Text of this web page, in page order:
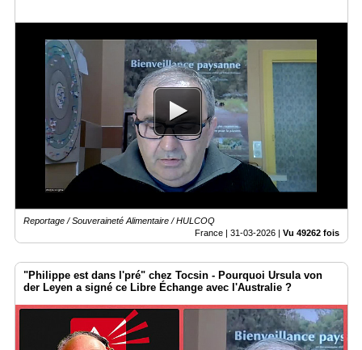
Reportage / Souveraineté Alimentaire / HULCOQ
France | 31-03-2026 Vu 49262 fois
"Philippe est dans l'pré" chez Tocsin - Pourquoi Ursula von
der Leyen a signé ce Libre Échange avec l'Australie ?